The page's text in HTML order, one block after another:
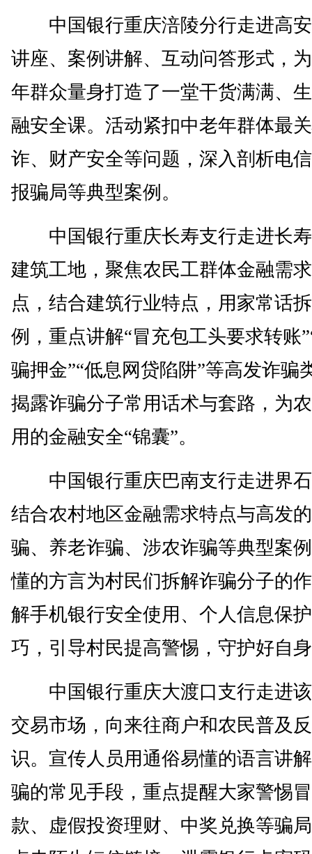
中国银行重庆涪陵分行走进高安
讲座、案例讲解、互动问答形式，
年群众量身打造了一堂干货满满、
融安全课。活动紧扣中老年群体最
诈、财产安全等问题，深入剖析电
报骗局等典型案例。
中国银行重庆长寿支行走进长寿
建筑工地，聚焦农民工群体金融需
点，结合建筑行业特点，用家常话
例，重点讲解“冒充包工头要求转账
骗押金”“低息网贷陷阱”等高发诈骗
揭露诈骗分子常用话术与套路，为
用的金融安全“锦囊”。
中国银行重庆巴南支行走进界石
结合农村地区金融需求特点与高发
骗、养老诈骗、涉农诈骗等典型案
懂的方言为村民们拆解诈骗分子的
解手机银行安全使用、个人信息保
巧，引导村民提高警惕，守护好自
中国银行重庆大渡口支行走进该
交易市场，向来往商户和农民普及
识。宣传人员用通俗易懂的语言讲
骗的常见手段，重点提醒大家警惕
款、虚假投资理财、中奖兑换等骗